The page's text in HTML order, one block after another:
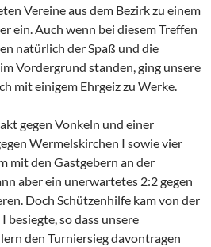
Vereine aus dem Bezirk zu einem
ein. Auch wenn bei diesem Treffen
natürlich der Spaß und die
Vordergrund standen, ging unsere
mit einigem Ehrgeiz zu Werke.
gegen Vonkeln und einer
Wermelskirchen I sowie vier
mit den Gastgebern an der
aber ein unerwartetes 2:2 gegen
Doch Schützenhilfe kam von der
besiegte, so dass unsere
den Turniersieg davontragen